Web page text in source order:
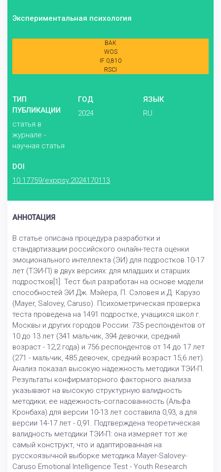
Экспериментальная психология
ВАК
WOS
IF 0,810
RSCI
ТИП
ПУБЛИКАЦИИ
статья в
журнале -
научная статья
ГОД
2024
ЯЗЫК
RU
DOI
10.17759/exppsy.2024170113
АННОТАЦИЯ
В статье описана процедура разработки и
стандартизации российского онлайн-теста оценки
эмоционального интеллекта (ЭИ) для подростков 10-17
лет (ТЭИ-П) в двух версиях: для младших и старших
подростков[1]. Тест был разработан на основе модели
способностей ЭИ Дж. Мэйера, П. Сэловея и Д. Карузо
(Mayer, Salovey, Caruso). Психометрическая проверка
теста проведена на 1491 подростке, учащихся школ г.
Москвы и других городов России: 735 респондентов от
10 до 13 лет (341 мальчик, 394 девочки, средний
возраст - 12,2 года) и 756 респондентов от 14 до 17 лет
(271 - мальчик, 485 девочек, средний возраст 15,6 лет).
Анализ показал высокую надежность методики ТЭИ-П.
Результаты конфирматорного факторного анализа
указывают на высокую структурную валидность
методики; ее надежность-согласованность (Альфа
Кронбаха) для версии 10-13 лет составила 0,93, а для
версии 14-17 лет - 0,91. Подтверждена теоретическая
валидность методики ТЭИ-П: она измеряет тот же
самый конструкт, что и адаптированная на
русскоязычной выборке методика Mayer-Salovey-
Caruso Emotional Intelligence Test - Youth Research